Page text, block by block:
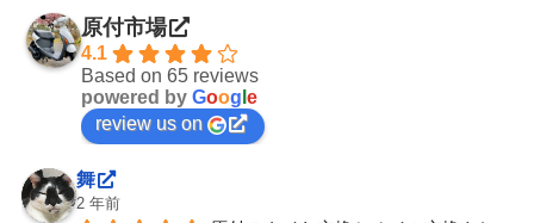
原付市場
4.1
Based on 65 reviews
powered by Goog e
review us on
舞
2 年前